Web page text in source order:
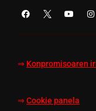
⇒ Konpromisoaren
⇒ Cookie panela